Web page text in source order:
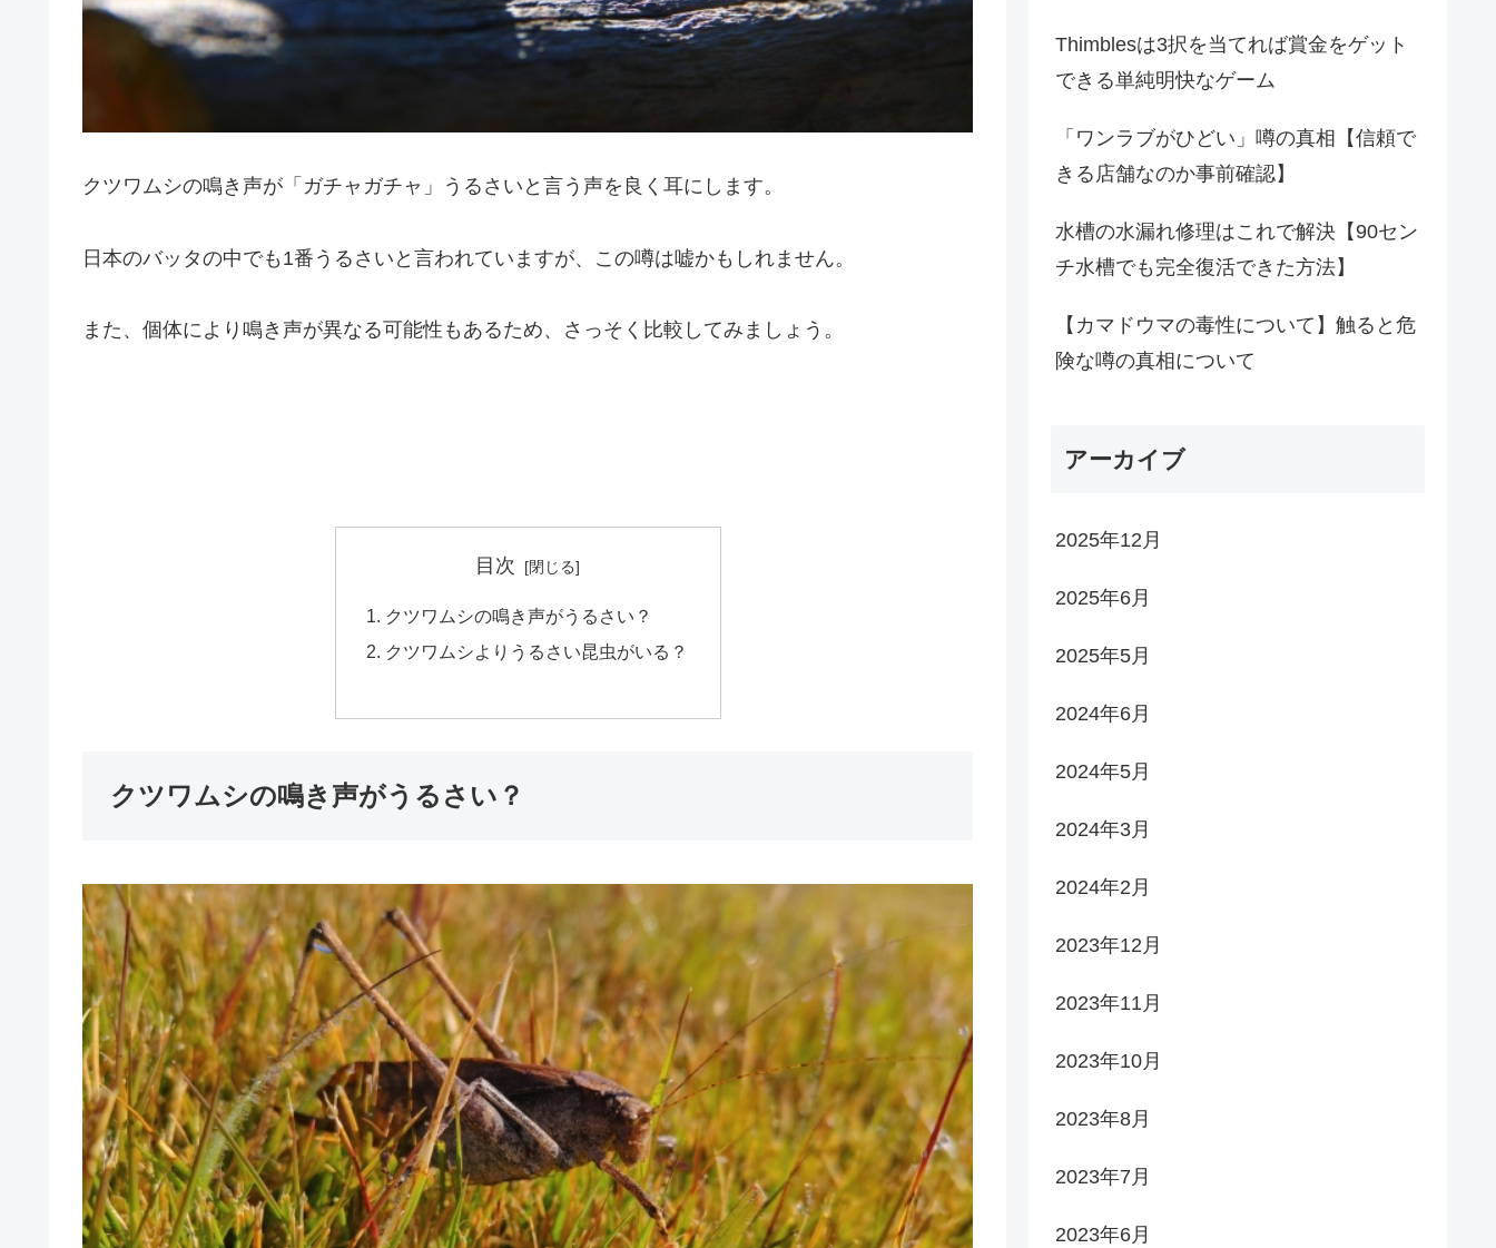
クツワムシの鳴き声が「ガチャガチャ」うるさい と言う声を良く耳にします。
日本のバッタの中でも1番うるさいと言われていますが、この噂は嘘かもしれません。
また、個体により鳴き声が異なる可能性もあるため、さっそく比較してみましょう。
目次
クツワムシの鳴き声がうるさい？
クツワムシよりうるさい昆虫がいる？
クツワムシの鳴き声がうるさい？
Thimblesは3択を当てれば賞金をゲット
できる単純明快なゲーム
「ワンラブがひどい」噂の真相【信頼で
きる店舗なのか事前確認】
水槽の水漏れ修理はこれで解決【90セン
チ水槽でも完全復活できた方法】
【カマドウマの毒性について】触ると危
険な噂の真相について
アーカイブ
2025年12月
2025年6月
2025年5月
2024年6月
2024年5月
2024年3月
2024年2月
2023年12月
2023年11月
2023年10月
2023年8月
2023年7月
2023年6月